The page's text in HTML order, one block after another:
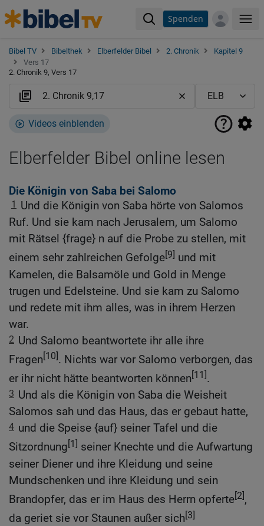
Spenden
Bibel TV Bibelthek Elberfelder Bibel 2. Chronik
Kapitel 9
Vers 17
2. Chronik 9, Vers 17
Videos einblenden
Elberfelder Bibel online lesen
Die Königin von Saba bei Salomo
1
Und die Königin von Saba hörte von Salomos
Ruf. Und sie kam nach Jerusalem, um Salomo
mit Rätsel {frage} n auf die Probe zu stellen, mit
einem sehr zahlreichen Gefolge[9] und mit
Kamelen, die Balsamöle und Gold in Menge
trugen und Edelsteine. Und sie kam zu Salomo
und redete mit ihm alles, was in ihrem Herzen
war.
2 Und Salomo beantwortete ihr alle ihre
Fragen[10]. Nichts war vor Salomo verborgen, das
er ihr nicht hätte beantworten können[11].
3 Und als die Königin von Saba die Weisheit
Salomos sah und das Haus, das er gebaut hatte,
4 und die Speise {auf} seiner Tafel und die
Sitzordnung[1] seiner Knechte und die Aufwartung
seiner Diener und ihre Kleidung und seine
Mundschenken und ihre Kleidung und sein
Brandopfer, das er im Haus des Herrn opferte[2],
da geriet sie vor Staunen außer sich[3]